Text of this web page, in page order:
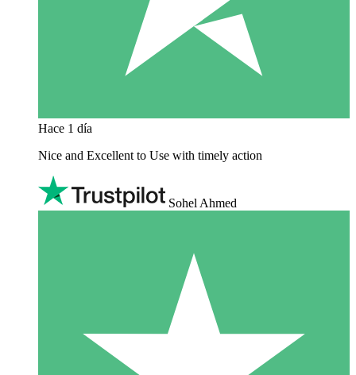
Hace 1 día
Nice and Excellent to Use with timely action
Sohel Ahmed